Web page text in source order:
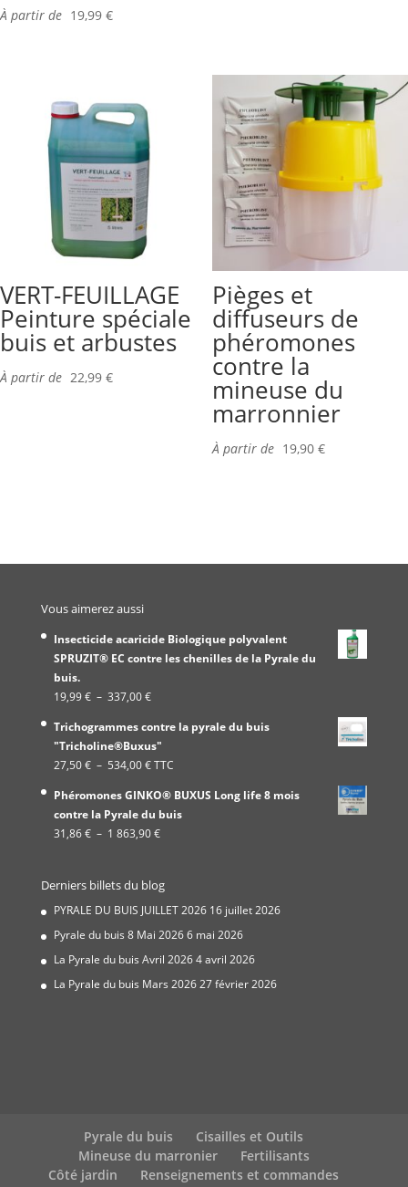
À partir de 19,99 €
VERT-FEUILLAGE
Peinture spéciale
buis et arbustes
À partir de 22,99 €
Pièges et
diffuseurs de
phéromones
contre la
mineuse du
marronnier
À partir de 19,90 €
Vous aimerez aussi
Insecticide acaricide Biologique polyvalent
SPRUZIT® EC contre les chenilles de la Pyrale du
buis.
19,99€ – 337,00€Plage
prix :
19,99 €
à
337,00 €
Trichogrammes contre la pyrale du buis
"Tricholine®Buxus"
27,50€ – 534,00€Plage
prix :
27,50 €
à
TTC
Phéromones GINKO® BUXUS Long life 8 mois
contre la Pyrale du buis
31,86€ – 1 863,90€Plage
31,86 €
à
1
Derniers billets du blog
PYRALE DU BUIS JUILLET 2026 16 juillet 2026
Pyrale du buis 8 Mai 20266 mai 2026
La Pyrale du buis Avril 20264 avril 2026
La Pyrale du buis Mars 202627 février 2026
Pyrale du buis
Cisailles et Outils
Mineuse du marronier
Fertilisants
Côté jardin
Renseignements et commandes